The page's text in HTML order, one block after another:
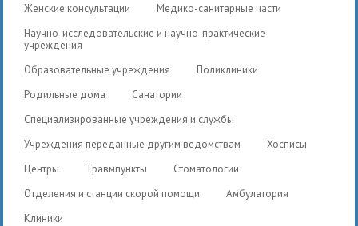
Женские консультации
Медико-санитарные части
Научно-исследовательские и научно-практические
учреждения
Образовательные учреждения
Поликлиники
Родильные дома
Санатории
Специализированные учреждения и службы
Учреждения переданные другим ведомствам
Хосписы
Центры
Травмпункты
Стоматологии
Отделения и станции скорой помощи
Амбулатория
Клиники